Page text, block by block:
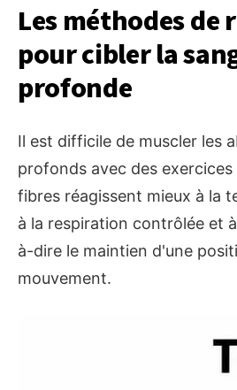
Les méthodes de
pour cibler la
profonde
Il est difficile de muscler les
profonds avec des exercices
fibres réagissent mieux à la
à la respiration contrôlée et
à-dire le maintien d'une
mouvement.